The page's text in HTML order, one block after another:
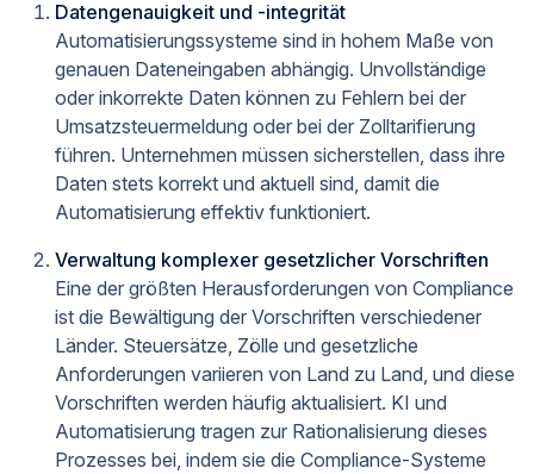
Datengenauigkeit und -integrität
Automatisierungssysteme sind in hohem Maße von
genauen Dateneingaben abhängig. Unvollständige
oder inkorrekte Daten können zu Fehlern bei der
Umsatzsteuermeldung oder bei der Zolltarifierung
führen. Unternehmen müssen sicherstellen, dass ihre
Daten stets korrekt und aktuell sind, damit die
Automatisierung effektiv funktioniert.
Verwaltung komplexer gesetzlicher Vorschriften
Eine der größten Herausforderungen von Compliance
ist die Bewältigung der Vorschriften verschiedener
Länder. Steuersätze, Zölle und gesetzliche
Anforderungen variieren von Land zu Land, und diese
Vorschriften werden häufig aktualisiert. KI und
Automatisierung tragen zur Rationalisierung dieses
Prozesses bei, indem sie die Compliance-Systeme